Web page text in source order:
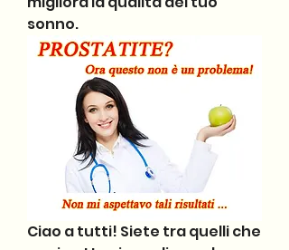
sonno.
Ciao a tutti! Siete tra quelli che